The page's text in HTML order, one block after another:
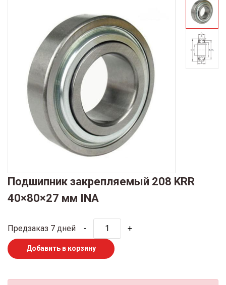
Подшипник закрепляемый 208 KRR
40×80×27 мм INA
Предзаказ 7 дней - +
Добавить в корзину